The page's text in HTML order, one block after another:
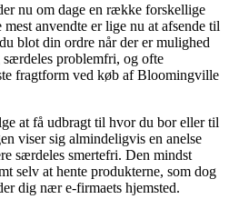
nu om dage en række forskellige
anvendte er lige nu at afsende til
blot din ordre når der er mulighed
problemfri, og ofte
fragtform ved køb af Bloomingville
at få udbragt til hvor du bor eller til
viser sig almindeligvis en anelse
særdeles smertefri. Den mindst
selv at hente produkterne, som dog
dig nær e-firmaets hjemsted.